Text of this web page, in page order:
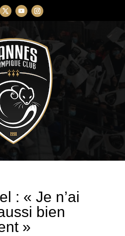
: « Je n’ai
bien
»